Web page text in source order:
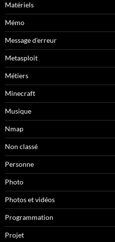
Matériels
Mémo
Message d'erreur
Metasploit
Métiers
Minecraft
Musique
Nmap
Non classé
Personne
Photo
Photos et vidéos
Programmation
Projet